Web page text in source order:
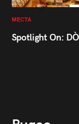
МЕСТА
Spotlight On: